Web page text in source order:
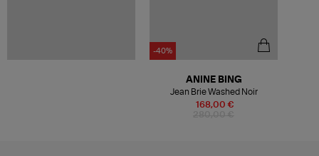
-40%
168,00 €
ANINE BING
Jean Brie Washed Noir